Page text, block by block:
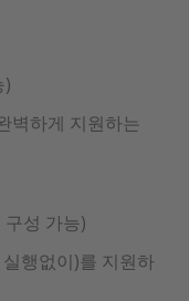
)
벽하게 지원하는
성 가능)
행없이)를 지원하